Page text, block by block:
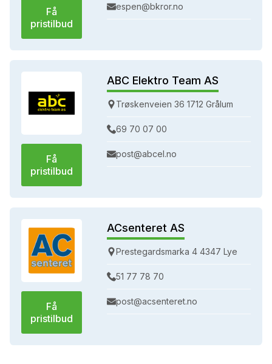
Få
pristilbud
espen@bkror.no
Få
pristilbud
ABC Elektro Team AS
Trøskenveien 36 1712 Grålum
69 70 07 00
post@abcel.no
Få
pristilbud
ACsenteret AS
Prestegardsmarka 4 4347 Lye
51 77 78 70
post@acsenteret.no